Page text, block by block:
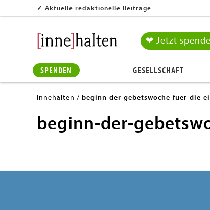
✓ Aktuelle redaktionelle Beiträge
❤ Jetzt
SPENDEN GESELLSCHAFT
Innehalten beginn-der-gebetswoche-fuer-die-
beginn-der-